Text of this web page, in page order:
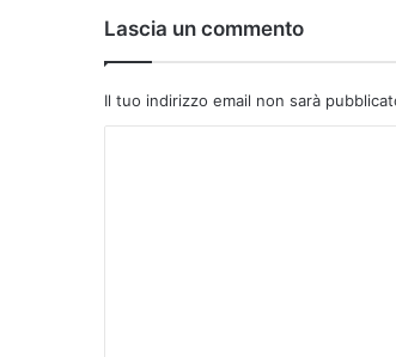
Lascia un commento
Il tuo indirizzo email non sarà